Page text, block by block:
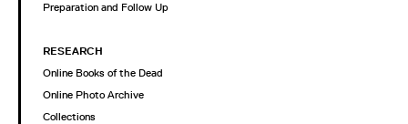
Preparation and Follow Up
RESEARCH
Online Books of the Dead
Online Photo Archive
Collections